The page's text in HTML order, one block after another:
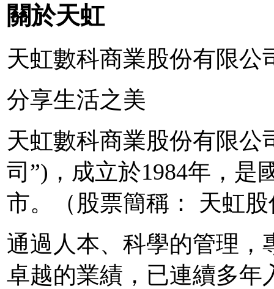
關於天虹
天虹數科商業股份有限公
分享生活之美
天虹數科商業股份有限公
司”)，成立於1984年，是
市。（股票簡稱： 天虹
通過人本、科學的管理，
卓越的業績，已連續多年